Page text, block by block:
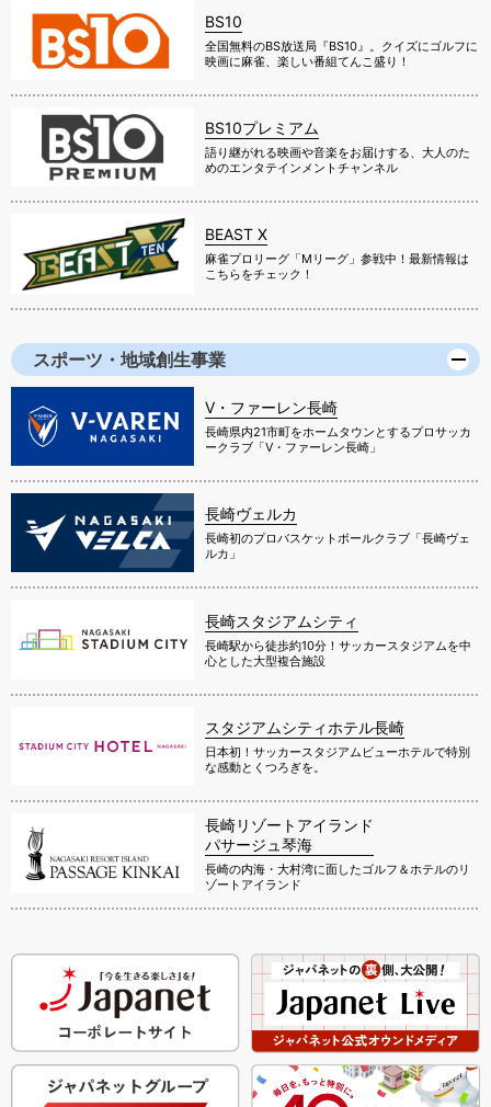
BS10
全国無料のBS放送局『BS10』。クイズにゴルフに
映画に麻雀、楽しい番組てんこ盛り！
BS10プレミアム
語り継がれる映画や音楽をお届けする、大人のた
めのエンタテインメントチャンネル
BEAST X
麻雀プロリーグ「Mリーグ」参戦中！最新情報は
こちらをチェック！
スポーツ・地域創生事業
V・ファーレン長崎
長崎県内21市町をホームタウンとするプロサッカ
ークラブ「V・ファーレン長崎」
長崎ヴェルカ
長崎初のプロバスケットボールクラブ「長崎ヴェ
ルカ」
長崎スタジアムシティ
長崎駅から徒歩約10分！サッカースタジアムを中
心とした大型複合施設
スタジアムシティホテル長崎
日本初！サッカースタジアムビューホテルで特別
な感動とくつろぎを。
長崎リゾートアイランド
パサージュ琴海
長崎の内海・大村湾に面したゴルフ＆ホテルのリ
ゾートアイランド